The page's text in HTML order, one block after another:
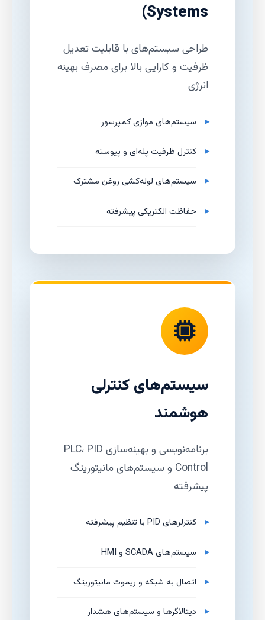
Systems)
طراحی سیستم‌های با قابلیت تعدیل
ظرفیت و کارایی بالا برای مصرف بهینه
انرژی
سیستم‌های موازی کمپرسور
کنترل ظرفیت پله‌ای و پیوسته
سیستم‌های لوله‌کشی روغن مشترک
حفاظت الکتریکی پیشرفته
سیستم‌های کنترلی
هوشمند
برنامه‌نویسی و بهینه‌سازی PLC، PID
Control و سیستم‌های مانیتورینگ
پیشرفته
کنترلرهای PID با تنظیم پیشرفته
سیستم‌های SCADA و HMI
اتصال به شبکه و ریموت مانیتورینگ
دیتالاگرها و سیستم‌های هشدار